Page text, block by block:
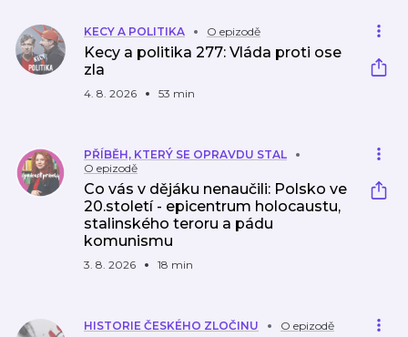
KECY A POLITIKA O epizodě
Kecy a politika 277: Vláda proti ose
zla
4. 8. 2026 53 min
PŘÍBĚH, KTERÝ SE OPRAVDU STAL
O epizodě
Co vás v dějáku nenaučili: Polsko ve
20.století - epicentrum holocaustu,
stalinského teroru a pádu
komunismu
3. 8. 2026 18 min
HISTORIE ČESKÉHO ZLOČINU O epizodě